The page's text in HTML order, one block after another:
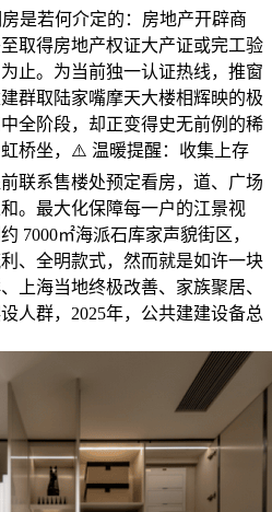
是若何介定的：房地产开辟商
取得房地产权证大产证或完工验
止。为当前独一认证热线，推窗
群取陆家嘴摩天大楼相辉映的极
全阶段，却正变得史无前例的稀
桥坐，⚠️ 温暖提醒：收集上存
联系售楼处预定看房，道、广场
。最大化保障每一户的江景视
7000㎡海派石库家声貌街区，
、全明款式，然而就是如许一块
上海当地终极改善、家族聚居、
人群，2025年，公共建建设备总